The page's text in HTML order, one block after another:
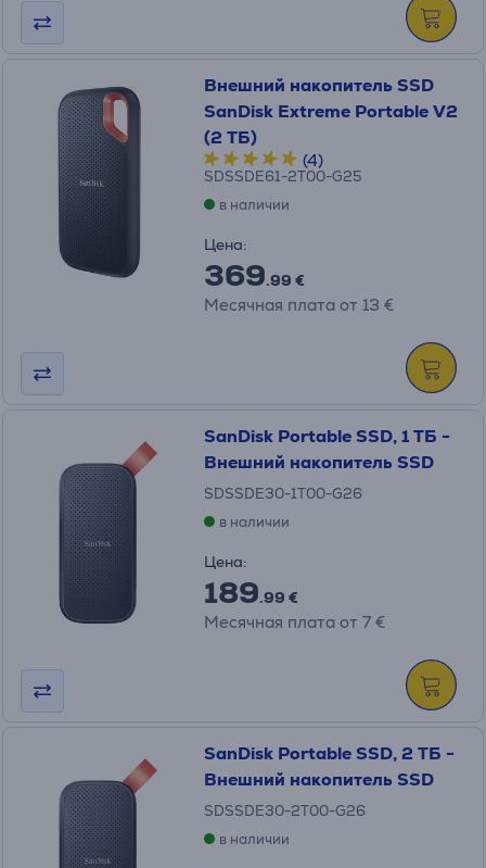
Внешний накопитель SSD
SanDisk Extreme Portable V2
(2 ТБ)
(4)
SDSSDE61-2T00-G25
в наличии
Цена:
369.99 €
Месячная плата от 13 €
SanDisk Portable SSD, 1 ТБ -
Внешний накопитель SSD
SDSSDE30-1T00-G26
в наличии
Цена:
189.99 €
Месячная плата от 7 €
SanDisk Portable SSD, 2 ТБ -
Внешний накопитель SSD
SDSSDE30-2T00-G26
в наличии